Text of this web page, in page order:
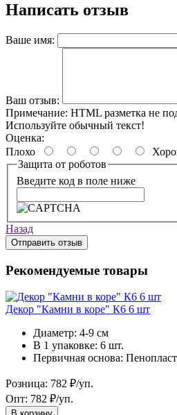
Написать отзыв
Ваше имя:
Ваш отзыв:
Примечание: HTML разметка не
Используйте обычный текст!
Оценка:
Плохо
Защита от роботов
Введите код в поле ниже
Назад
Отправить отзыв
Рекомендуемые товары
Декор "Камни в коре" К6 6 шт
Диаметр: 4-9 см
В 1 упаковке: 6 шт.
Первичная основа: Пенопласт
Розница: 782 ₽/уп.
Опт: 782 ₽/уп.